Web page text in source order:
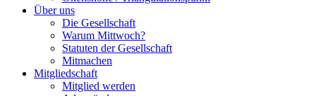
Über uns
Die Gesellschaft
Warum Mittwoch?
Statuten der Gesellschaft
Mitmachen
Mitgliedschaft
Mitglied werden